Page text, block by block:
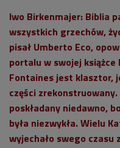
Iwo Birkenmajer: Biblia
wszystkich grzechów,
pisał Umberto Eco,
portalu w swojej książce
Fontaines jest klasztor,
części
poskładany niedawno,
była niezwykła. Wielu
wyjechało swego czasu